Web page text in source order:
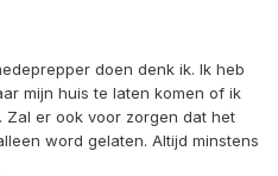
doen denk ik. Ik heb
mijn huis te laten komen of ik
Zal er ook voor zorgen dat het
word gelaten. Altijd minstens